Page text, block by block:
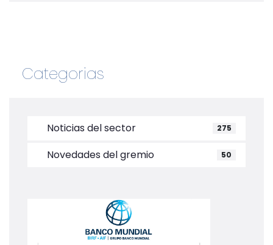
Categorias
Noticias del sector 275
Novedades del gremio 50